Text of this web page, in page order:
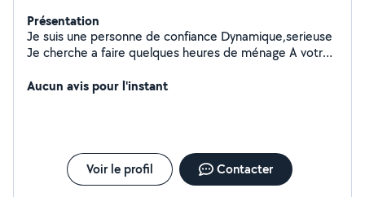
Présentation
Je suis une personne de confiance Dynamique,serieuse
Je cherche a faire quelques heures de ménage A votre
Aucun avis pour l'instant
Voir le profil Contacter